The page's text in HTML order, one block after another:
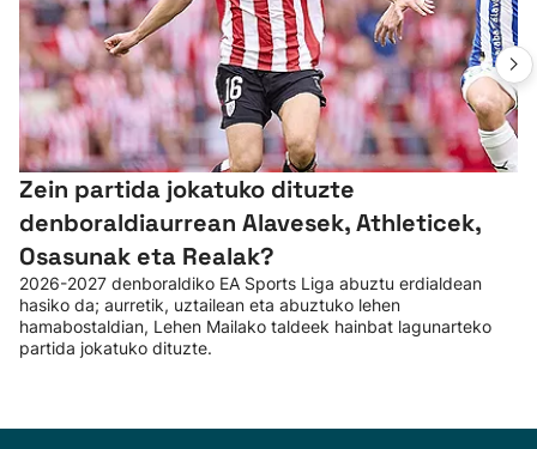
Zein partida jokatuko dituzte
denboraldiaurrean Alavesek, Athleticek,
Osasunak eta Realak?
2026-2027 denboraldiko EA Sports Liga abuztu erdialdean
hasiko da; aurretik, uztailean eta abuztuko lehen
hamabostaldian, Lehen Mailako taldeek hainbat lagunarteko
partida jokatuko dituzte.